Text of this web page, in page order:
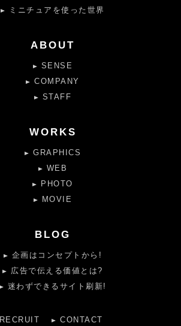
ミニチュアを使った世界
ABOUT
SENSE
COMPANY
STAFF
WORKS
GRAPHICS
WEB
PHOTO
MOVIE
BLOG
企画はコンセプトから!
広告で伝える価値とは?
迷わずできるサイト刷新!
RECRUIT CONTACT